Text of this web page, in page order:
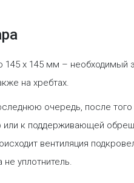
145 х 145 мм – необходимый
на хребтах.
очередь, после
к поддерживающей
вентиляция
не уплотнитель.